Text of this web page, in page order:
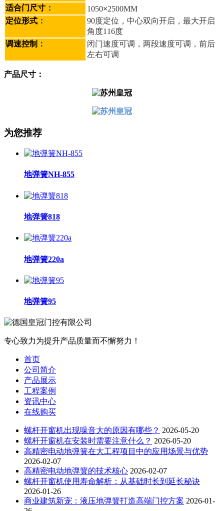
适合门尺寸 ： 1050×2500MM
定位形式 ：
90度定位，中心双向开启，最大开启
角度116度
调速控制 ：
闭门速度可调，两段速度可调，前后
左右可调
产品尺寸：
为您推荐
地弹簧NH-855
地弹簧818
地弹簧220a
地弹簧95
专心致力为提升产品质量而不懈努力！
首页
公司简介
产品展示
工程案例
资讯中心
在线购买
螺杆开窗机出现噪音大的原因有哪些？ 2026-05-20
螺杆开窗机在安装时需要注意什么？ 2026-05-20
高精密电动地弹簧在大工程项目中的应用场景与优势
2026-02-07
高精密电动地弹簧的技术核心 2026-02-07
螺杆开窗机使用寿命解析：从基础时长到延长秘诀
2026-01-26
商业建筑新宠：液压地弹簧打造高端门控方案 2026-01-